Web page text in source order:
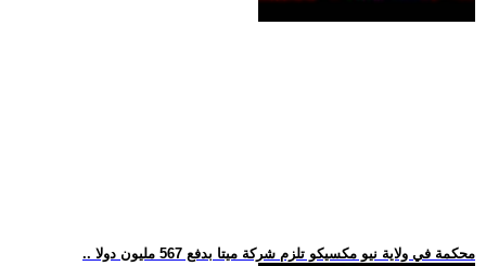
.. محكمة في ولاية نيو مكسيكو تلزم شركة ميتا بدفع 567 مليون دولا